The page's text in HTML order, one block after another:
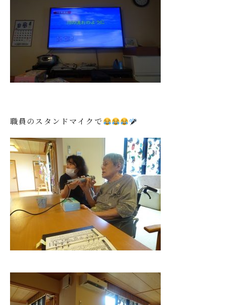
職員のスタンドマイクで